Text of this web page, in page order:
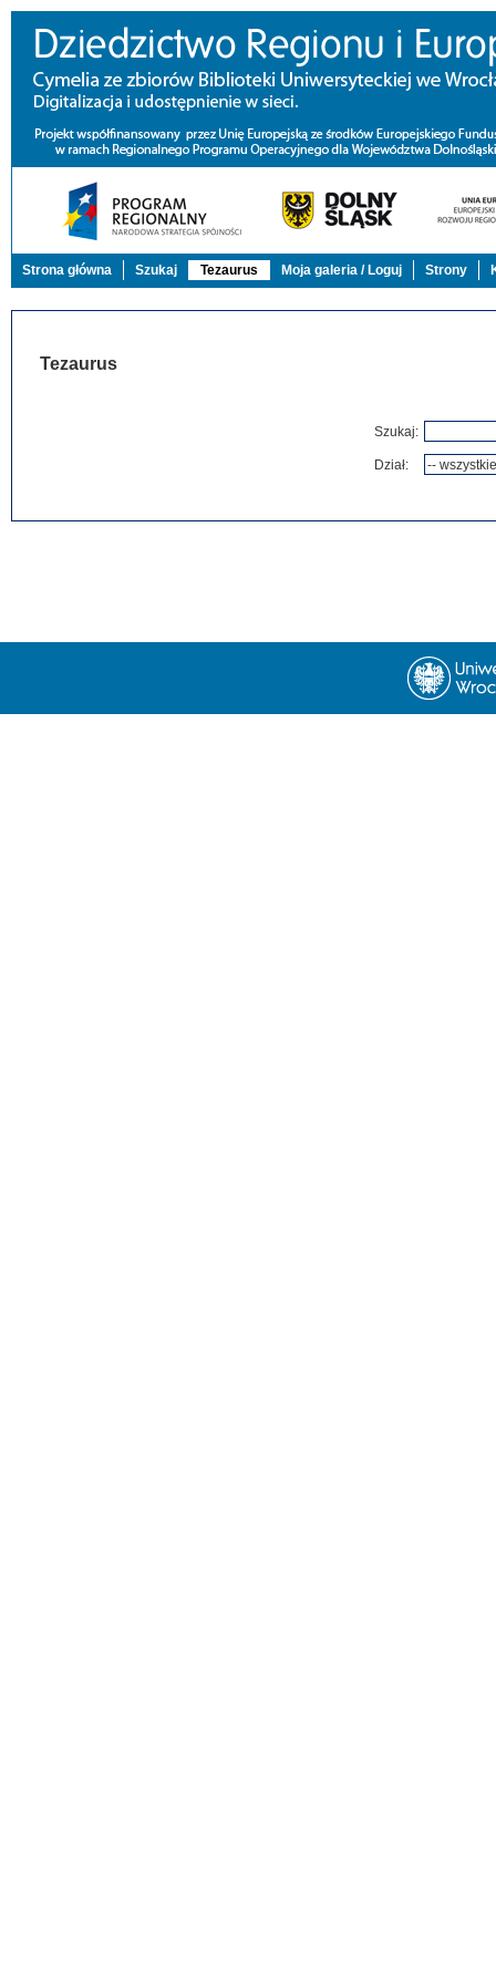
Strona główna Szukaj Tezaurus Moja galeria / Loguj Strony
Tezaurus
Szukaj:
Dział: